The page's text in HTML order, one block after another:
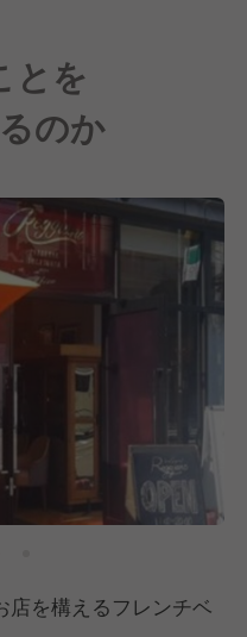
とを
のか
店を構えるフレンチベ